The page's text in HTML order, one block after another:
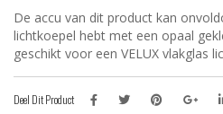
De accu van dit product kan
lichtkoepel hebt met een opaal
geschikt voor een VELUX vlakglas
Deel Dit Product